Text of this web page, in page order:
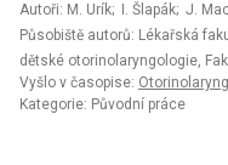
Autoři: M. Urík; I. Šlapák; J.
Působiště autorů: Lékařská
dětské otorinolaryngologie,
Vyšlo v časopise:
Kategorie: Původní práce